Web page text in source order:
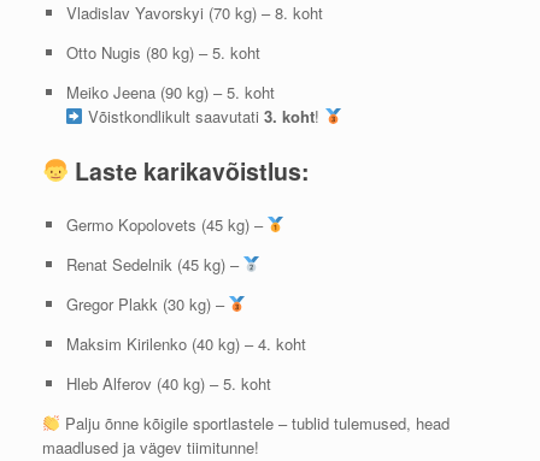
Vladislav Yavorskyi (70 kg) – 8. koht
Otto Nugis (80 kg) – 5. koht
Meiko Jeena (90 kg) – 5. koht
Võistkondlikult saavutati3. koht!
Laste karikavõistlus:
Germo Kopolovets (45 kg) –
Renat Sedelnik (45 kg) –
Gregor Plakk (30 kg) –
Maksim Kirilenko (40 kg) – 4. koht
Hleb Alferov (40 kg) – 5. koht
Palju õnne kõigile sportlastele – tublid tulemused, head
maadlused ja vägev tiimitunne!